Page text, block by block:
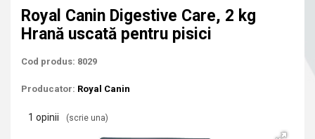
Royal Canin Digestive Care, 2 kg
Hrană uscată pentru pisici
Cod produs: 8029
Producator: Royal Canin
1 opinii (scrie una)